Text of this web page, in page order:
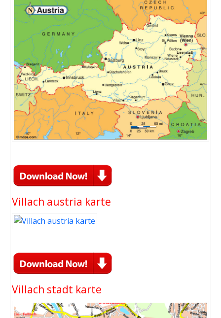
Villach austria karte
Villach stadt karte